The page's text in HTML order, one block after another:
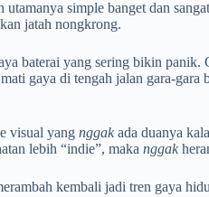
utamanya simple banget dan
jatah nongkrong.
baterai yang sering bikin
gaya di tengah jalan gara-gara
visual yang nggak ada duanya
lebih “indie”, maka nggak
kembali jadi tren gaya